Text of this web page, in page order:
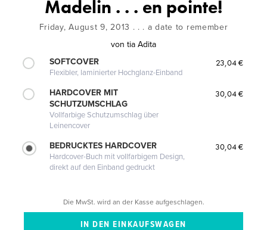
Madelin . . . en pointe!
Friday, August 9, 2013 . . . a date to remember
von tia Adita
SOFTCOVER
Flexibler, laminierter Hochglanz-Einband
23,04 €
HARDCOVER MIT
SCHUTZUMSCHLAG
Vollfarbige Schutzumschlag über
Leinencover
30,04 €
BEDRUCKTES HARDCOVER
Hardcover-Buch mit vollfarbigem Design,
direkt auf den Einband gedruckt
30,04 €
Die MwSt. wird an der Kasse aufgeschlagen.